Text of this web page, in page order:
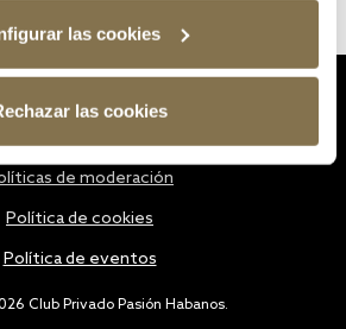
las cookies
las cookies
Club Privado Pasión Habanos.
de moderación
Política de cookies
Política de eventos